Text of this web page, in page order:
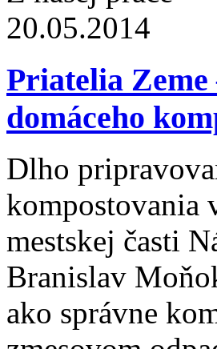
20.05.2014
Priatelia
domáceho
Dlho
kompostovania
mestskej časti
Branislav
ako správne